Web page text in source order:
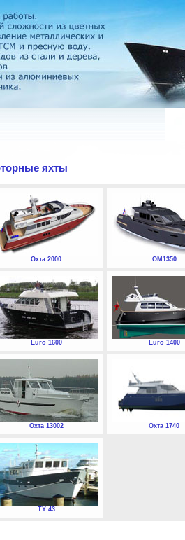
яхты
Охта 2000 ОМ1350
Euro 1600 Euro 1400
Охта 13002 Охта 1740
TY 43